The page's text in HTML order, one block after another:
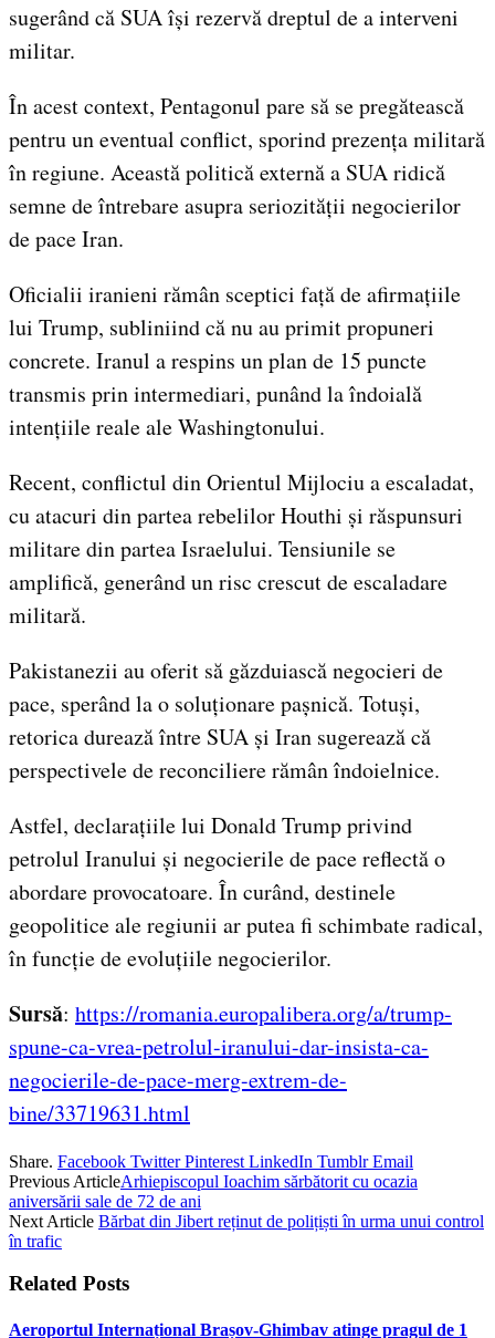
sugerând că SUA își rezervă dreptul de a interveni
militar.
În acest context, Pentagonul pare să se pregătească
pentru un eventual conflict, sporind prezența militară
în regiune. Această politică externă a SUA ridică
semne de întrebare asupra seriozității negocierilor
de pace Iran.
Oficialii iranieni rămân sceptici față de afirmațiile
lui Trump, subliniind că nu au primit propuneri
concrete. Iranul a respins un plan de 15 puncte
transmis prin intermediari, punând la îndoială
intențiile reale ale Washingtonului.
Recent, conflictul din Orientul Mijlociu a escaladat,
cu atacuri din partea rebelilor Houthi și răspunsuri
militare din partea Israelului. Tensiunile se
amplifică, generând un risc crescut de escaladare
militară.
Pakistanezii au oferit să găzduiască negocieri de
pace, sperând la o soluționare pașnică. Totuși,
retorica durează între SUA și Iran sugerează că
perspectivele de reconciliere rămân îndoielnice.
Astfel, declarațiile lui Donald Trump privind
petrolul Iranului și negocierile de pace reflectă o
abordare provocatoare. În curând, destinele
geopolitice ale regiunii ar putea fi schimbate radical,
în funcție de evoluțiile negocierilor.
Sursă: https://romania.europalibera.org/a/trump-
spune-ca-vrea-petrolul-iranului-dar-insista-ca-
negocierile-de-pace-merg-extrem-de-
bine/33719631.html
Share. Facebook Twitter Pinterest LinkedIn Tumblr Email
Previous ArticleArhiepiscopul Ioachim sărbătorit cu ocazia
aniversării sale de 72 de ani
Next Article Bărbat din Jibert reținut de polițiști în urma unui control
în trafic
Related Posts
Aeroportul Internațional Brașov‑Ghimbav atinge pragul de 1